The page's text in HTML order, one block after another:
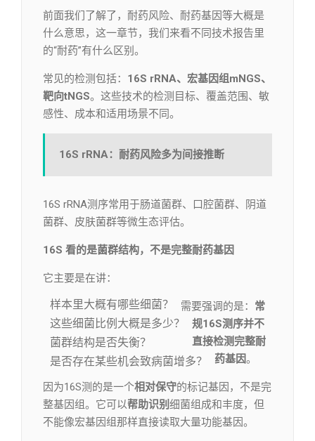
前面我们了解了，耐药风险、耐药基因等大概是
什么意思，这一章节，我们来看不同技术报告里
的“耐药”有什么区别。
常见的检测包括： 16S rRNA、宏基因组mNGS、
靶向tNGS。这些技术的检测目标、覆盖范围、敏
感性、成本和适用场景不同。
16S rRNA： 耐药风险多为间接推断
16S rRNA测序常用于肠道菌群、口腔菌群、阴道
菌群、皮肤菌群等微生态评估。
16S 看的是菌群结构，不是完整耐药基因
它主要是在讲：
样本里大概有哪些细菌？
这些细菌比例大概是多少？
菌群结构是否失衡？
是否存在某些机会致病菌增多？
需要强调的是： 常
规16S测序并不
直接检测完整耐
药基因。
因为16S测的是一个相对保守的标记基因，不是完
整基因组。它可以帮助识别 细菌组成和丰度，但
不能像宏基因组那样直接读取大量功能基因。